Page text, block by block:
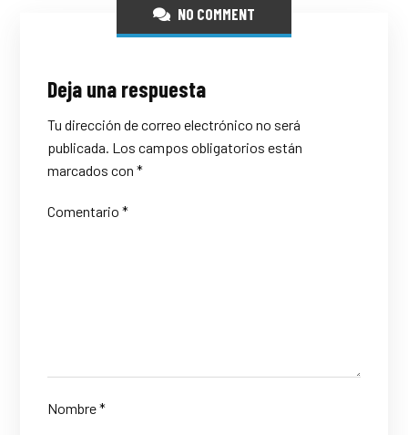
NO COMMENT
Deja una respuesta
Tu dirección de correo electrónico no será
publicada. Los campos obligatorios están
marcados con*
Comentario*
Nombre*